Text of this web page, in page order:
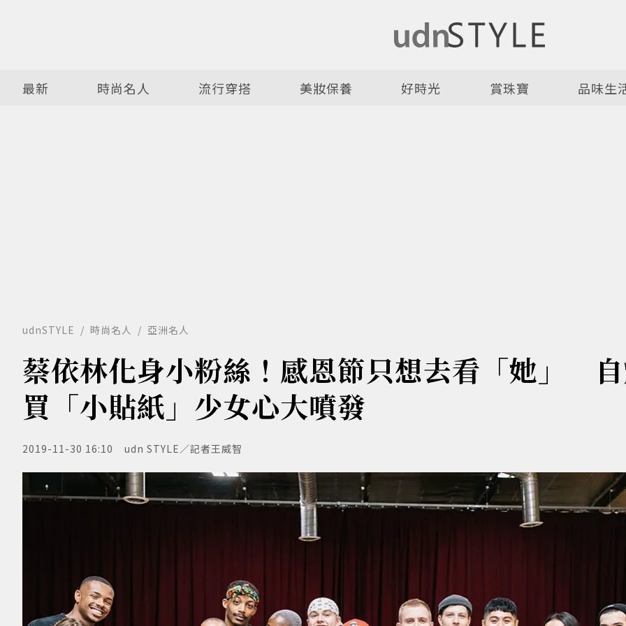
最新 時尚名人 流行穿搭 美妝保養 好時光 賞珠寶 品味生
udnSTYLE 時尚名人 亞洲名人
蔡依林化身小粉絲！感恩節只想去看「她」
買「小貼紙」少女心大噴發
2019-11-30 16:10 udn STYLE／記者王威智